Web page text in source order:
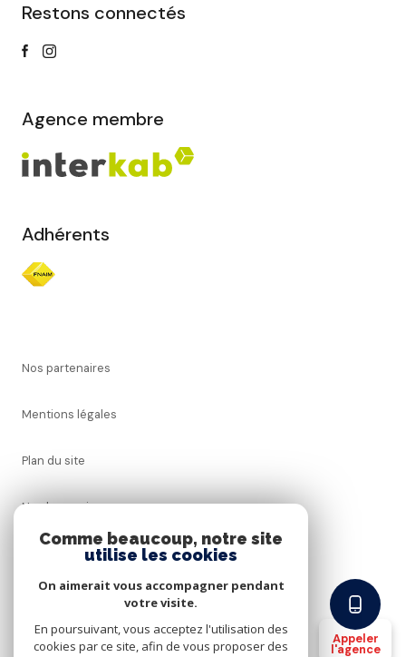
Appeler
l'agence
Restons connectés
Agence membre
Adhérents
Nos partenaires
Mentions légales
Plan du site
Nos honoraires
Cookies
Comme beaucoup, notre site
utilise les cookies
On aimerait vous accompagner pendant
votre visite.
En poursuivant, vous acceptez l'utilisation des
cookies par ce site, afin de vous proposer des